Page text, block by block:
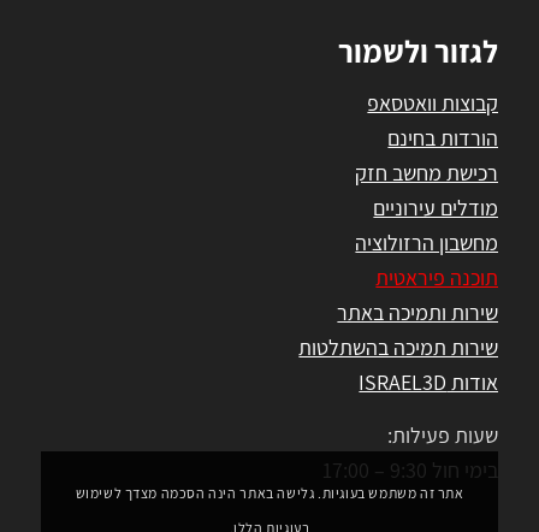
לגזור ולשמור
קבוצות וואטסאפ
הורדות בחינם
רכישת מחשב חזק
מודלים עירוניים
מחשבון הרזולוציה
תוכנה פיראטית
שירות ותמיכה באתר
שירות תמיכה בהשתלטות
אודות ISRAEL3D
שעות פעילות:
בימי חול 9:30 – 17:00
אתר זה משתמש בעוגיות. גלישה באתר הינה הסכמה מצדך לשימוש
בעוגיות הללו.